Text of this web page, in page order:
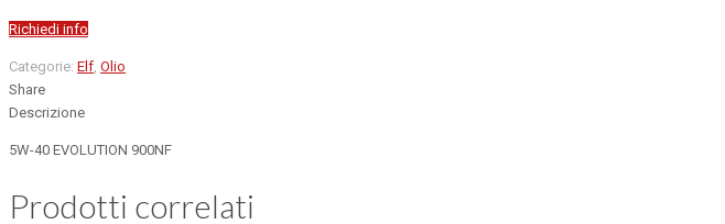
Richiedi info
Categorie: Elf Olio
Share
Descrizione
5W-40 EVOLUTION 900NF
Prodotti correlati